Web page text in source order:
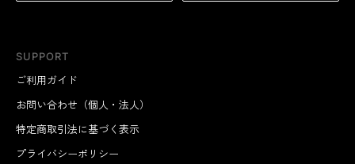
SUPPORT
ご利用ガイド
お問い合わせ（個人・法人）
特定商取引法に基づく表示
プライバシーポリシー